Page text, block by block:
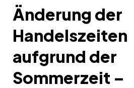
Änderung der
Handelszeiten
aufgrund der
Sommerzeit –